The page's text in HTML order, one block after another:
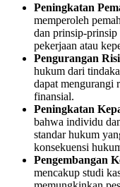
Peningkatan
memperoleh
dan prinsip-
pekerjaan atau
Pengurangan
hukum dari
dapat mengurangi
finansial.
Peningkatan
bahwa individu
standar hukum
konsekuensi
Pengembangan
mencakup studi